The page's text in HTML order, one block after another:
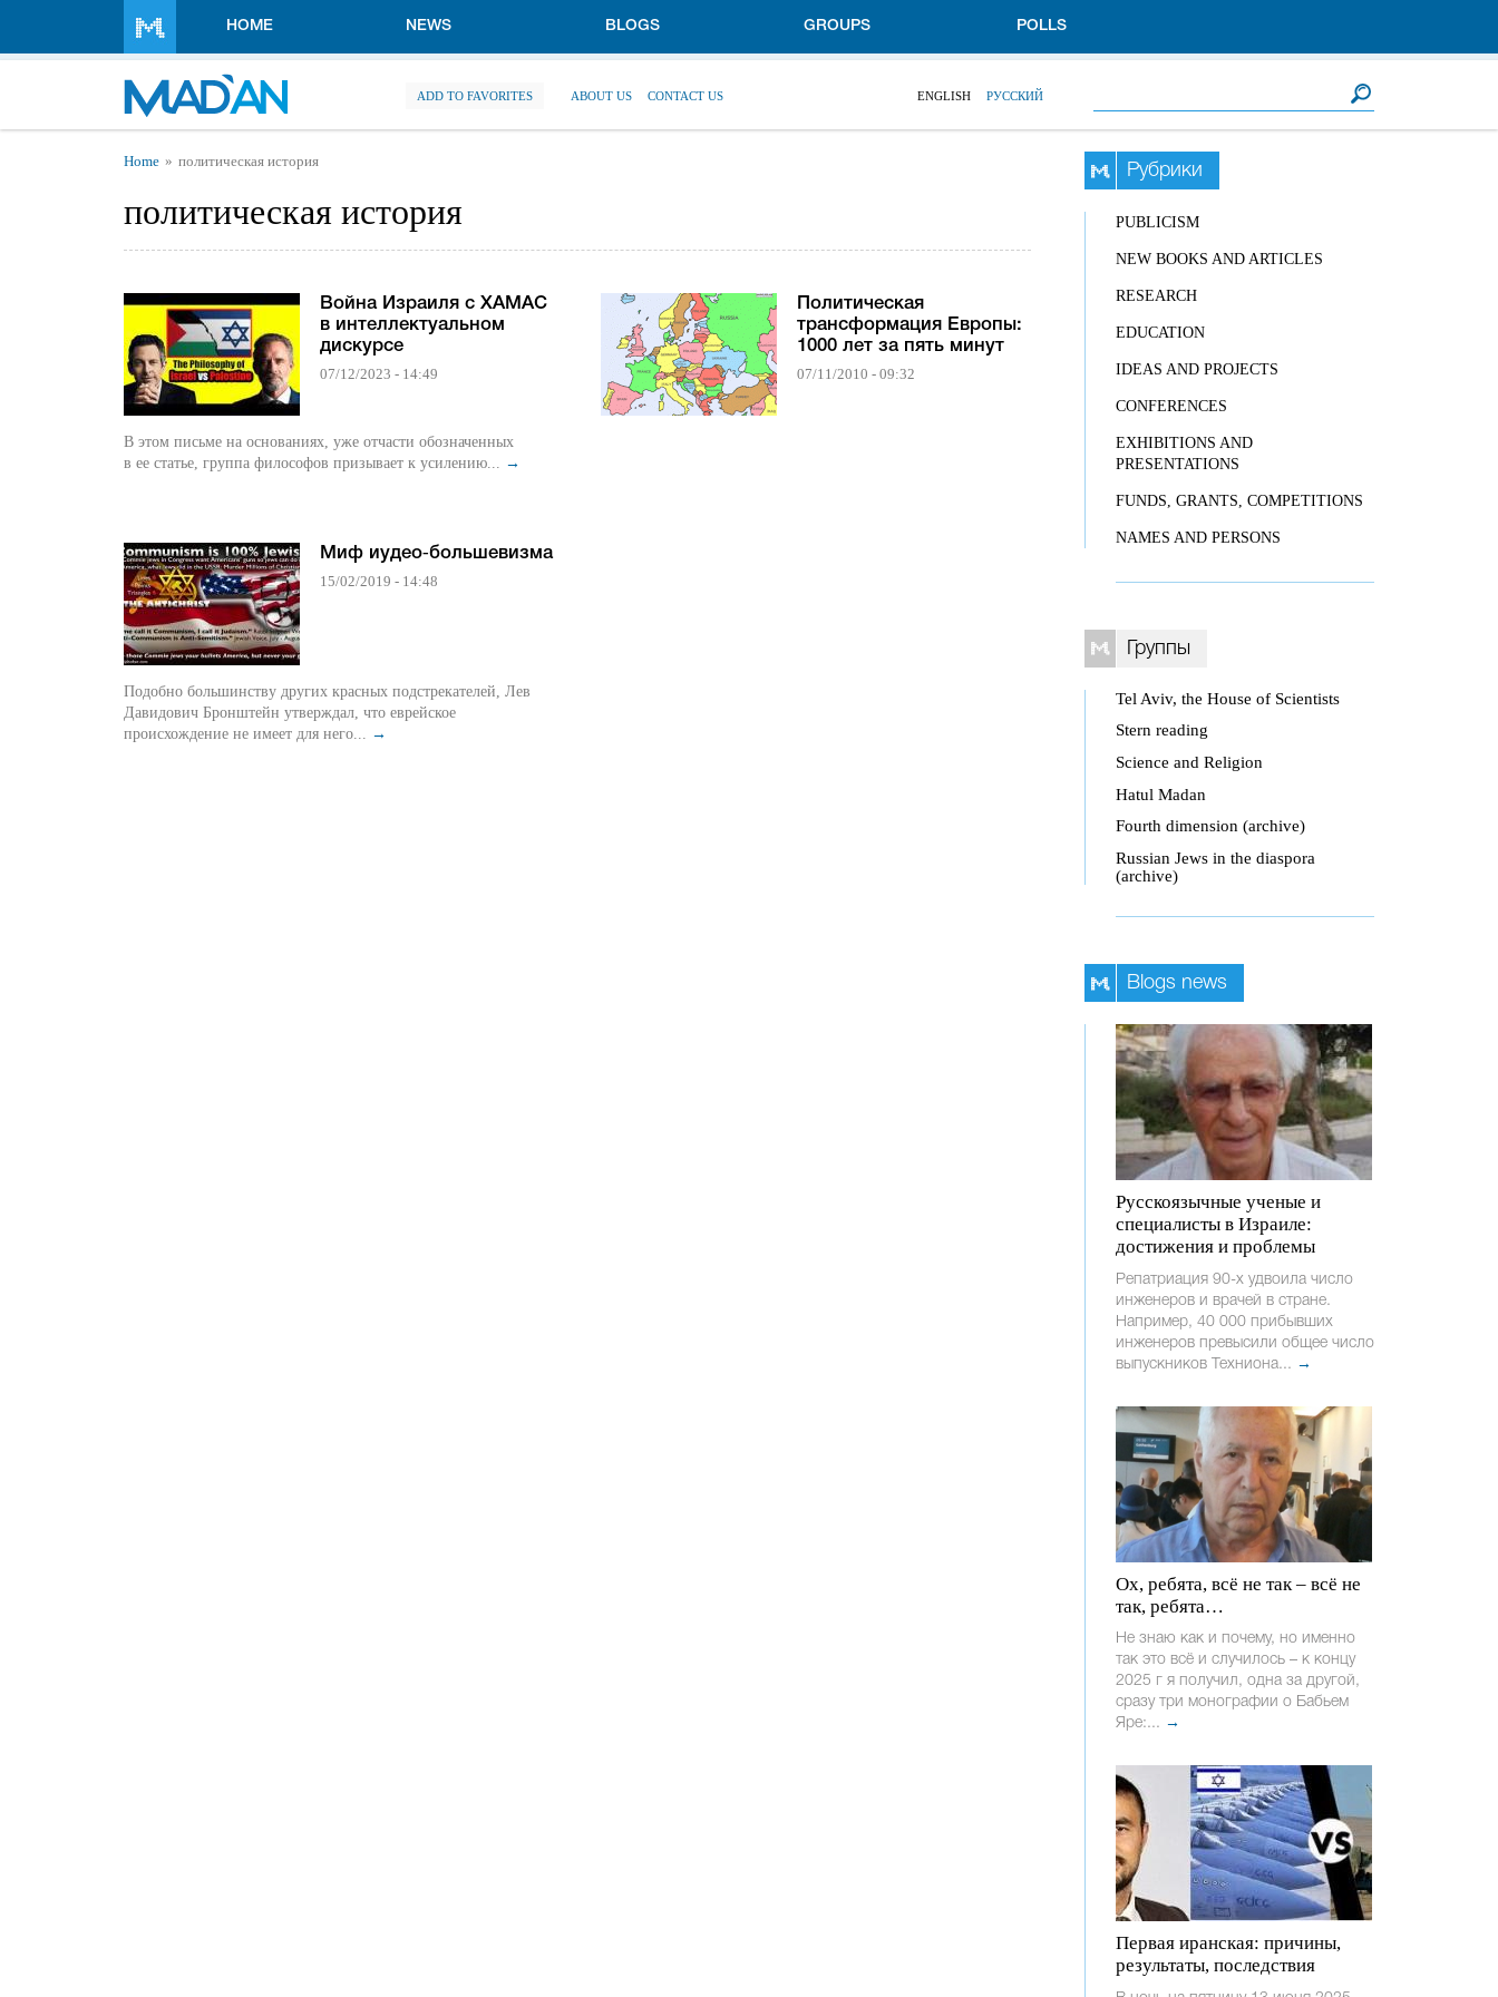
HOME NEWS BLOGS GROUPS POLLS
ADD TO FAVORITES ABOUT US CONTACT US ENGLISH РУССКИЙ
You are here
Home политическая история
политическая история
Война Израиля с ХАМАС
в интеллектуальном
дискурсе
07/12/2023 - 14:49
В этом письме на основаниях, уже отчасти обозначенных
в ее статье, группа философов призывает к усилению... →
Миф иудео‑большевизма
15/02/2019 - 14:48
Подобно большинству других красных подстрекателей, Лев
Давидович Бронштейн утверждал, что еврейское
происхождение не имеет для него... →
Политическая
трансформация Европы:
1000 лет за пять минут
07/11/2010 - 09:32
Рубрики
PUBLICISM
NEW BOOKS AND ARTICLES
RESEARCH
EDUCATION
IDEAS AND PROJECTS
CONFERENCES
EXHIBITIONS AND
PRESENTATIONS
FUNDS, GRANTS, COMPETITIONS
NAMES AND PERSONS
Группы
Tel Aviv, the House of Scientists
Stern reading
Science and Religion
Hatul Madan
Fourth dimension (archive)
Russian Jews in the diaspora
(archive)
Blogs news
Русскоязычные ученые и
специалисты в Израиле:
достижения и проблемы
Репатриация 90-х удвоила число
инженеров и врачей в стране.
Например, 40 000 прибывших
инженеров превысили общее число
выпускников Техниона... →
Ох, ребята, всё не так – всё не
так, ребята…
Не знаю как и почему, но именно
так это всё и случилось – к концу
2025 г я получил, одна за другой,
сразу три монографии о Бабьем
Яре:... →
Первая иранская: причины,
результаты, последствия